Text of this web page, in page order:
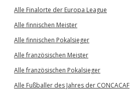
Alle Finalorte der Europa League
Alle finnischen Meister
Alle finnischen Pokalsieger
Alle französischen Meister
Alle französischen Pokalsieger
Alle Fußballer des Jahres der CONCACAF